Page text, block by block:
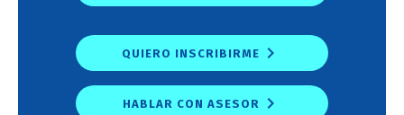
QUIERO INSCRIBIRME
HABLAR CON ASESOR